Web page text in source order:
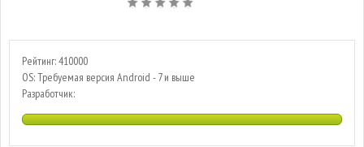
Рейтинг: 410000
OS: Требуемая версия Android - 7 и выше
Разработчик: